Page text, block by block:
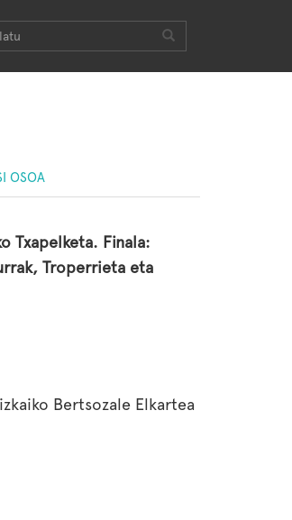
OSOA
Txapelketa. Finala:
Troperrieta eta
Bertsozale Elkartea